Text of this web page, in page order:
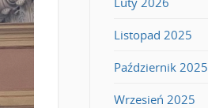
Listopad 2025
Październik 2025
Wrzesień 2025